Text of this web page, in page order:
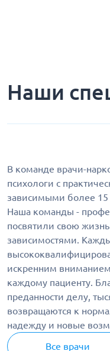
Наши
В команде врачи-
психологи с
зависимыми более 15
Наша команды -
посвятили свою
зависимостями.
искренним
каждому пациенту.
преданности делу,
возвращаются к
надежду и новые
Все врачи